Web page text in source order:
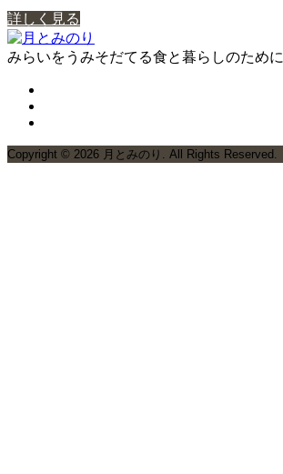
詳しく見る
みらいをうみそだてる食と暮らしのために
Copyright © 2026 月とみのり. All Rights Reserved.